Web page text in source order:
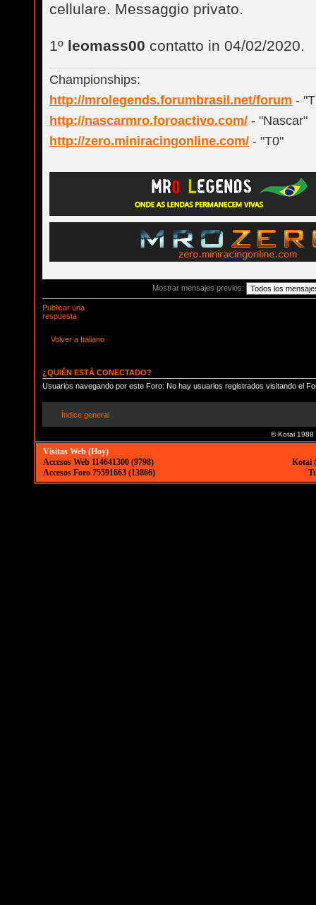
cellulare. Messaggio privato.
1º leomass00 contatto in 04/02/2020.
Championships:
http://mrolegends.forumbrasil.net/forum -
http://nascarmro.foroactivo.com/ - "Nascar"
http://zero.miniracingonline.com/ - "T0"
Mostrar mensajes previos:
Publicar una
respuesta
Volver a Italiano
¿QUIÉN ESTÁ CONECTADO?
Usuarios navegando por este Foro: No hay usuarios registrados visitando el
Índice general
© Kotai 1988
Visitas Web (Hoy)
Accesos Web 114641300 (9798)
Accesos Foro 75591663 (13866)
Kotai